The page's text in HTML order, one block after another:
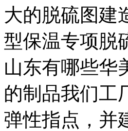
大的脱硫图建
型保温专项脱
山东有哪些华
的制品我们工
弹性指点，并